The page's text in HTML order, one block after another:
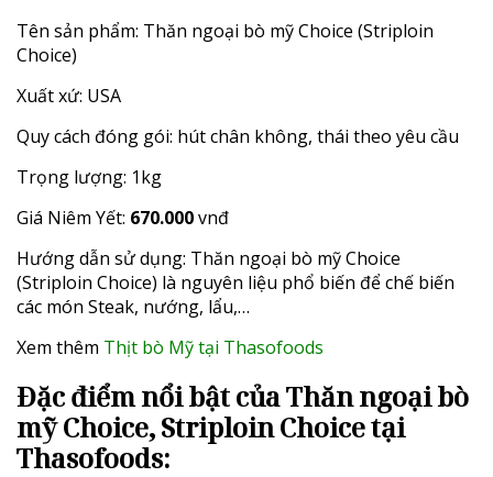
Tên sản phẩm: Thăn ngoại bò mỹ Choice (Striploin
Choice)
Xuất xứ: USA
Quy cách đóng gói: hút chân không, thái theo yêu cầu
Trọng lượng: 1kg
Giá Niêm Yết: 670.000vnđ
Hướng dẫn sử dụng: Thăn ngoại bò mỹ Choice
(Striploin Choice) là nguyên liệu phổ biến để chế biến
các món Steak, nướng, lẩu,…
Xem thêm Thịt bò Mỹ tại Thasofoods
Đặc điểm nổi bật của Thăn ngoại bò
mỹ Choice, Striploin Choice tại
Thasofoods: